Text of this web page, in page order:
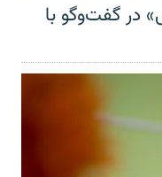
در گفت‌وگو با